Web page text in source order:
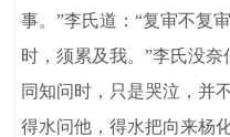
事。”李氏道：“复审不复
时，须累及我。”李氏没
同知问时，只是哭泣，并
得水问他，得水把向来杨